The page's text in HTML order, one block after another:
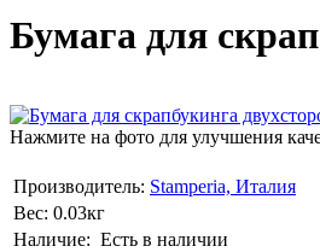
Бумага для
Нажмите на фото для улучшения
Производитель: Stamperia, Италия
Вес: 0.03кг
Наличие: Есть в наличии